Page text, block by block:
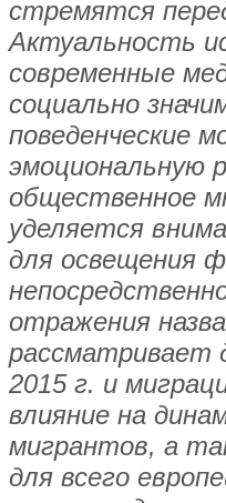
стремятся
Актуальность
современные
социально
поведенческие
эмоциональную
общественное
уделяется
для освещения
отражения
рассматривает
2015 г. и
влияние на
мигрантов, а
для всего